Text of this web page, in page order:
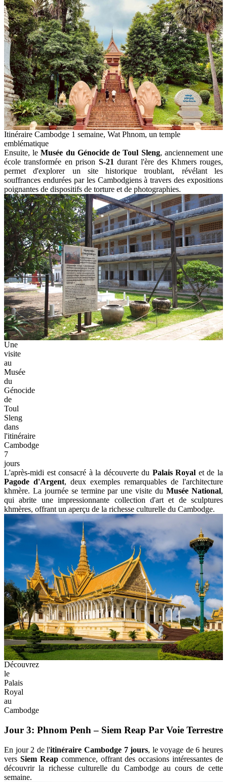
Itinéraire Cambodge 1 semaine, Wat Phnom, un temple
emblématique
Ensuite, leMusée du Génocide de Toul Sleng, anciennement une
école transformée en prison S-21 durant l'ère des Khmers rouges,
permet d'explorer un site historique troublant, révélant les
souffrances endurées par les Cambodgiens à travers des expositions
poignantes de dispositifs de torture et de photographies.
Une
visite
au
Musée
du
Génocide
de
Toul
Sleng
dans
l'itinéraire
Cambodge
7
jours
L'après-midi est consacré à la découverte du Palais Royal et de la
Pagode d'Argent, deux exemples remarquables de l'architecture
khmère. La journée se termine par une visite duMusée National,
qui abrite une impressionnante collection d'art et de sculptures
khmères, offrant un aperçu de la richesse culturelle du Cambodge.
Découvrez
le
Palais
Royal
au
Cambodge
Jour 3: Phnom Penh – Siem Reap Par Voie Terrestre
En jour 2 de l'itinéraire Cambodge 7 jours, le voyage de 6 heures
vers Siem Reapcommence, offrant des occasions intéressantes de
découvrir la richesse culturelle du Cambodge au cours de cette
semaine.